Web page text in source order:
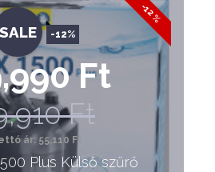
-12 %
SALE -12%
Ft
Ft
ár: 55,110 Ft
Plus Külső szűrő